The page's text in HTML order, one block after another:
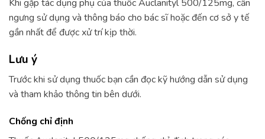
Khi gặp tác dụng phụ của thuốc Auclanityl 500/125mg, cần
ngưng sử dụng và thông báo cho bác sĩ hoặc đến cơ sở y tế
gần nhất để được xử trí kịp thời.
Lưu ý
Trước khi sử dụng thuốc bạn cần đọc kỹ hướng dẫn sử dụng
và tham khảo thông tin bên dưới.
Chống chỉ định